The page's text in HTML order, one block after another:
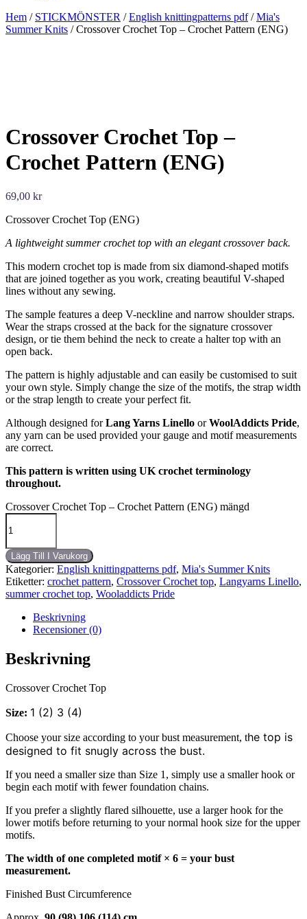
Hem / STICKMÖNSTER /English knittingpatterns pdf/Mia's
Summer Knits / Crossover Crochet Top – Crochet Pattern (ENG)
Crossover Crochet Top –
Crochet Pattern (ENG)
69,00 kr
Crossover Crochet Top (ENG)
A lightweight summer crochet top with an elegant crossover back.
This modern crochet top is made from six diamond-shaped motifs
that are joined together as you work, creating beautiful V-shaped
lines without any sewing.
The sample features a deep V-neckline and narrow shoulder straps.
Wear the straps crossed at the back for the signature crossover
design, or tie them behind the neck to create a halter top with an
open back.
The pattern is highly adjustable and can easily be customised to suit
your own style. Simply change the size of the motifs, the strap width
or the strap length to create your perfect fit.
Although designed forLang Yarns Linello orWoolAddicts Pride,
any yarn can be used provided your gauge and motif measurements
are correct.
This pattern is written using UK crochet terminology
throughout.
Crossover Crochet Top – Crochet Pattern (ENG) mängd
Lägg Till I Varukorg
Kategorier: English knittingpatterns pdf, Mia's Summer Knits
Etiketter: crochet pattern, Crossover Crochet top, Langyarns Linello,
summer crochet top, Wooladdicts Pride
Beskrivning
Recensioner (0)
Beskrivning
Crossover Crochet Top
Size: 1 (2) 3 (4)
Choose your size according to your bust measurement, the top is
designed to fit snugly across the bust.
If you need a smaller size than Size 1, simply use a smaller hook or
begin each motif with fewer foundation chains.
If you prefer a slightly flared silhouette, use a larger hook for the
lower motifs before returning to your normal hook size for the upper
motifs.
The width of one completed motif × 6 = your bust
measurement.
Finished Bust Circumference